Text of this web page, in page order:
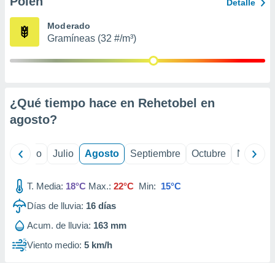
publicidad
1199
Detalle
Moderado
Gramíneas (32 #/m³)
¿Qué tiempo hace en Rehetobel en
agosto?
Junio Julio Agosto Septiembre Octubre
T. Media: 18°C Max.: 22°C Min: 15°C
Días de lluvia: 16 días
Acum. de lluvia: 163 mm
Viento medio: 5 km/h